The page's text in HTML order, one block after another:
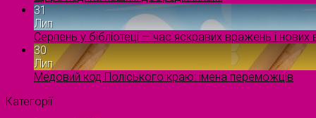
31
Лип
Серпень у бібліотеці — час яскравих вражень і нових
30
Лип
Медовий код Поліського краю: імена переможців
Категорії